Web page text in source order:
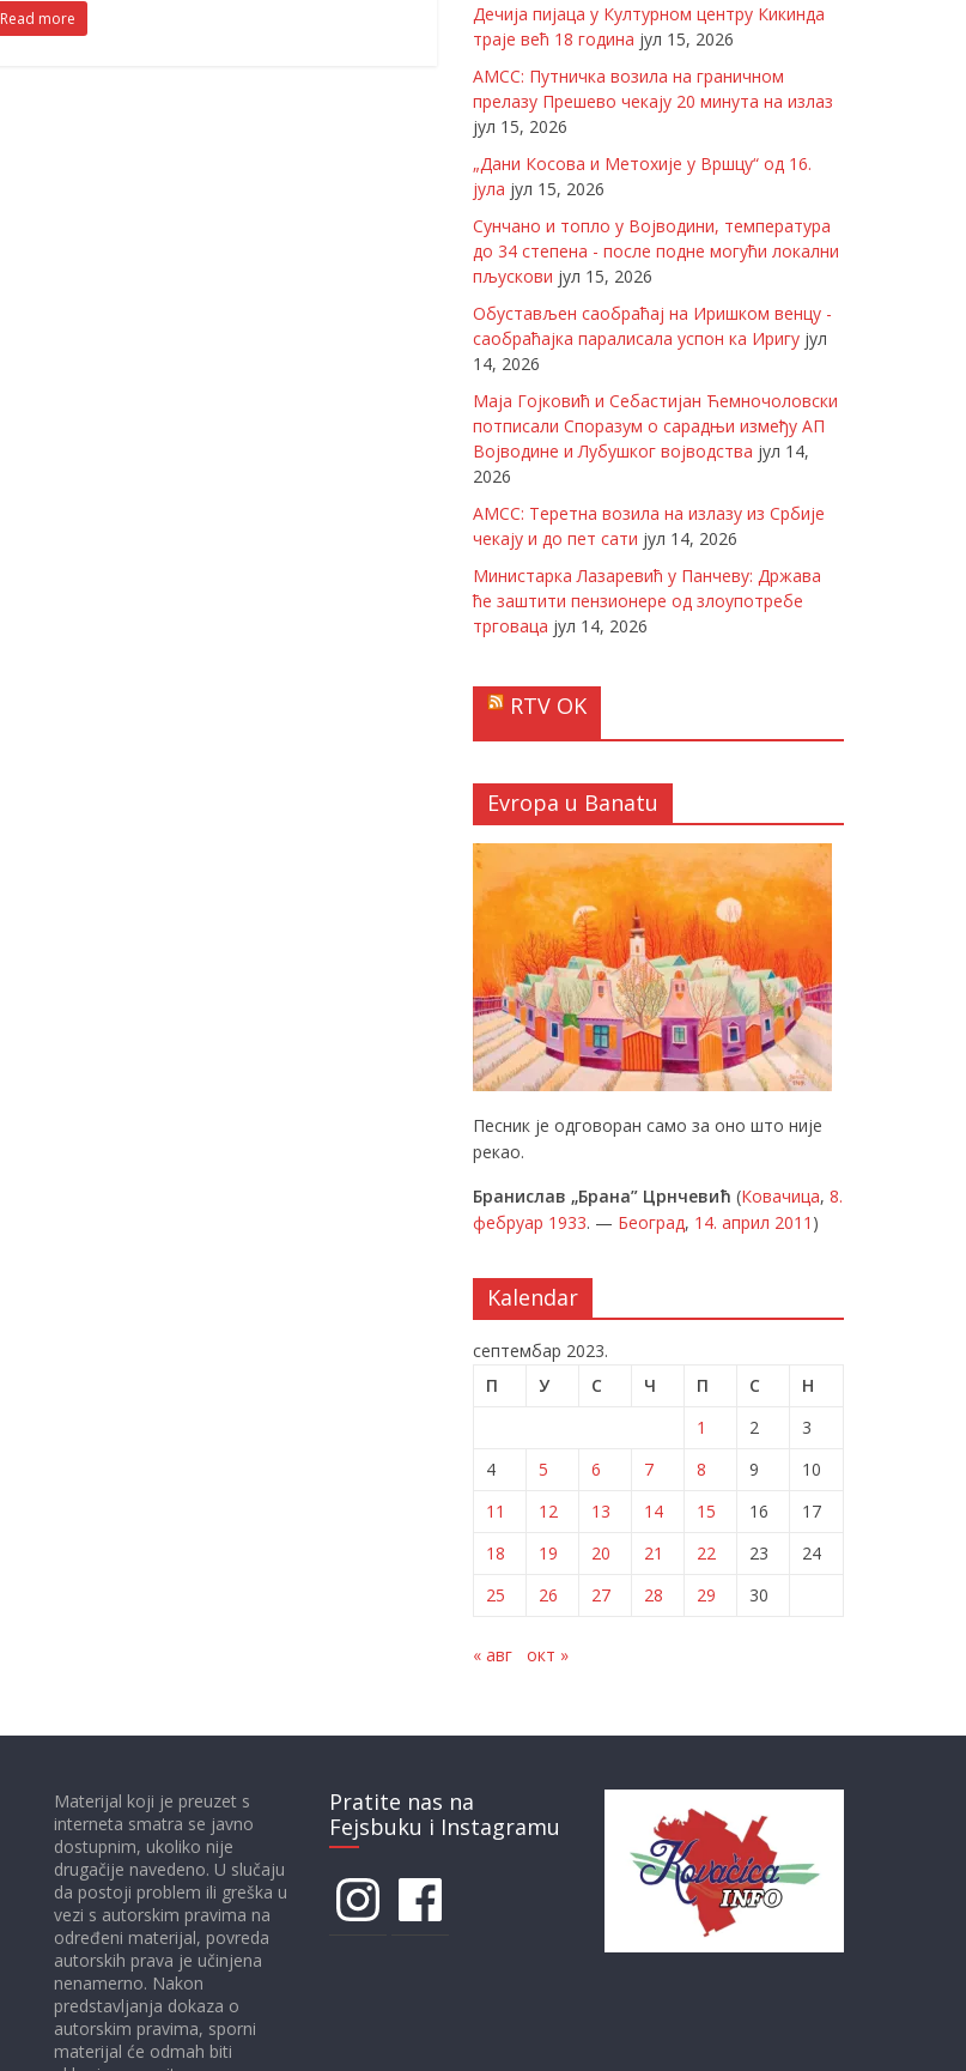
Read more
Дечија пијаца у Културном центру Кикинда
траје већ 18 година јул 15, 2026
АМСС: Путничка возила на граничном
прелазу Прешево чекају 20 минута на излаз
јул 15, 2026
„Дани Косова и Метохије у Вршцу“ од 16.
јула јул 15, 2026
Сунчано и топло у Војводини, температура
до 34 степена - после подне могући локални
пљускови јул 15, 2026
Обустављен саобраћај на Иришком венцу -
саобраћајка паралисала успон ка Иригу јул
14, 2026
Маја Гојковић и Себастијан Ћемночоловски
потписали Споразум о сарадњи између АП
Војводине и Лубушког војводства јул 14,
2026
АМСС: Теретна возила на излазу из Србије
чекају и до пет сати јул 14, 2026
Министарка Лазаревић у Панчеву: Држава
ће заштити пензионере од злоупотребе
трговаца јул 14, 2026
RTV OK
Evropa u Banatu
Песник је одговоран само за оно што није
рекао.
Бранислав „Брана” Црнчевић (Ковачица, 8.
фебруар 1933. — Београд, 14. април 2011 )
Kalendar
септембар 2023.
П
У С Ч П С
Н
1
2
3
4
5 6 7 8 9
10
11
12 13 14 15 16
17
18
19 20 21 22 23
24
25
26 27 28 29 30
« авг окт »
Materijal koji je preuzet s
interneta smatra se javno
dostupnim, ukoliko nije
drugačije navedeno. U slučaju
da postoji problem ili greška u
vezi s autorskim pravima na
određeni materijal, povreda
autorskih prava je učinjena
nenamerno. Nakon
predstavljanja dokaza o
autorskim pravima, sporni
materijal će odmah biti
Pratite nas na
Fejsbuku i Instagramu
InstagramFacebook